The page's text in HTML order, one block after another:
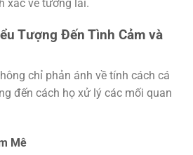
xác về tương lai.
Tượng Đến Tình Cảm và
chỉ phản ánh về tính cách cá
đến cách họ xử lý các mối quan
Mê